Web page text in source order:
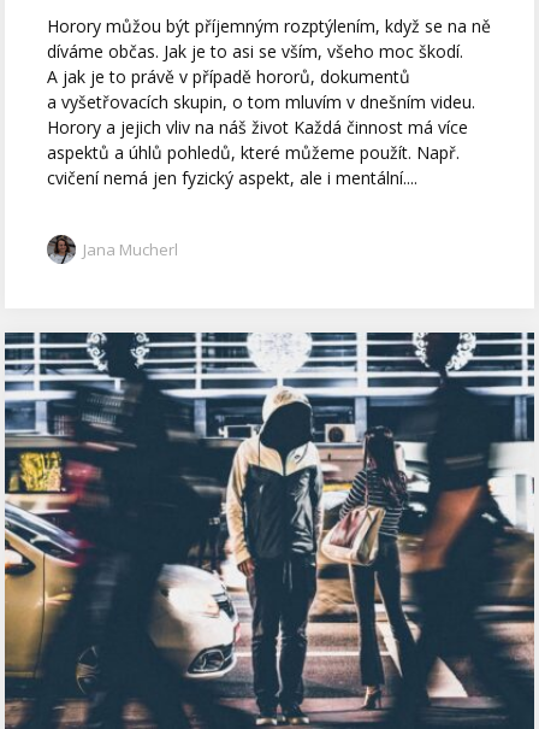
Horory můžou být příjemným rozptýlením, když se na ně
díváme občas. Jak je to asi se vším, všeho moc škodí.
A jak je to právě v případě hororů, dokumentů
a vyšetřovacích skupin, o tom mluvím v dnešním videu.
Horory a jejich vliv na náš život Každá činnost má více
aspektů a úhlů pohledů, které můžeme použít. Např.
cvičení nemá jen fyzický aspekt, ale i mentální....
Jana Mucherl